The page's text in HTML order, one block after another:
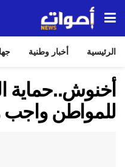
الرئيسية أخبار وطنية
أخنوش..حماية
للمواطن